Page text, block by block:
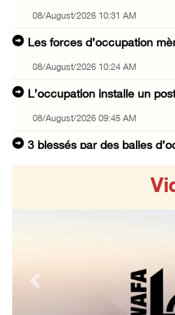
08/August/2026 10:31 AM
Les forces d’occupation
08/August/2026 10:24 AM
L’occupation installe un
08/August/2026 09:45 AM
3 blessés par des balles
07/August/2026 10:52 PM
Les forces israéliennes
Previous